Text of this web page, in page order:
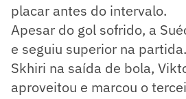
placar antes do intervalo.
Apesar do gol sofrido, a
e seguiu superior na
Skhiri na saída de bola,
aproveitou e marcou o